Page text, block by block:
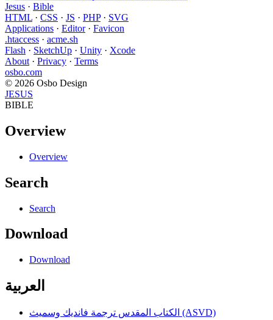
Jesus · Bible
HTML · CSS · JS · PHP· SVG
Applications · Editor· Favicon
.htaccess · acme.sh
Flash · SketchUp · Unity · Xcode
About · Privacy · Terms
osbo.com
© 2026 Osbo Design
JESUS
BIBLE
Overview
Overview
Search
Search
Download
Download
العربية
الكتاب المقدس ترجمة فانديك وسميث (ASVD)